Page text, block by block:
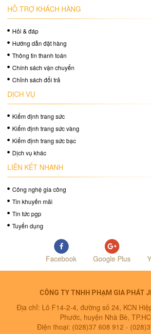
HỖ TRỢ KHÁCH HÀNG
Hỏi & đáp
Hướng dẫn đặt hàng
Thông tin thanh toán
Chính sách vận chuyển
Chỉnh sách đổi trả
DỊCH VỤ
Kiểm định trang sức
Kiểm định trang sức vàng
Kiểm định trang sức bạc
Dịch vụ khác
LIÊN KẾT NHANH
Công nghệ gia công
Tin khuyến mãi
Tin tức pgp
Tuyển dụng
Facebook Google Plus
CÔNG TY TNHH PHẠM GIA PHÁT
Địa chỉ: Lô F14-2-4, đường số 24, KCN
Phước, huyện Nhà Bè,
Điện thoại: (028)37 608 912 -